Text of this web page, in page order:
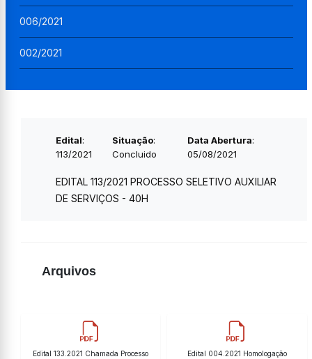
006/2021
002/2021
Edital:
113/2021
Situação:
Concluido
Data Abertura:
05/08/2021
EDITAL 113/2021 PROCESSO SELETIVO AUXILIAR
DE SERVIÇOS - 40H
Arquivos
Edital 133.2021 Chamada Processo
Edital 004.2021 Homologação